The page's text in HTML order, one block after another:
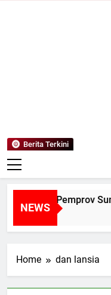
Berita Terkini
NEWS
dan Pemprov
Ago
Home dan lansia